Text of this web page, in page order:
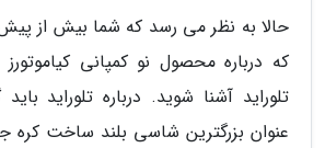
حالا به نظر می رسد که شما بیش از
که درباره محصول نو کمپانی کیاموتورز
تلوراید آشنا شوید. درباره تلوراید
عنوان بزرگترین شاسی بلند ساخت کره